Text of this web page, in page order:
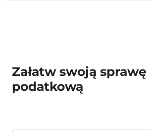
Załatw swoją sprawę
podatkową